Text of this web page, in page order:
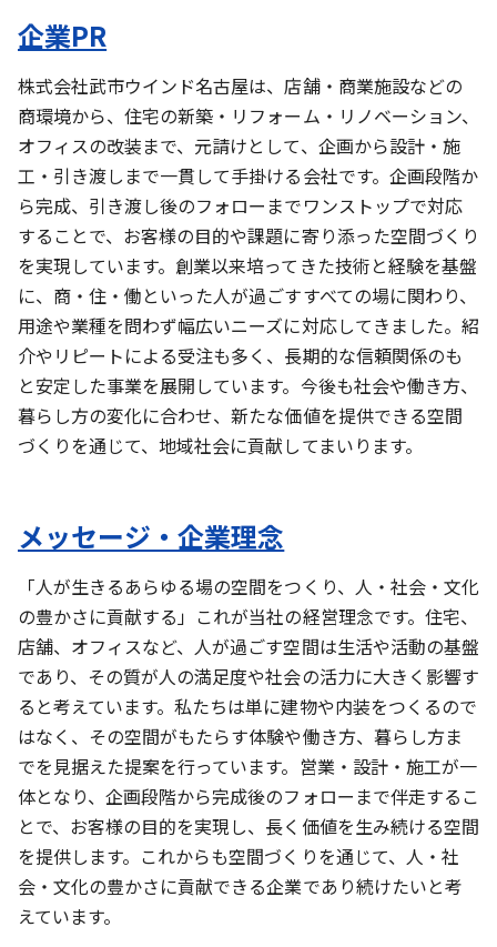
企業PR
株式会社武市ウインド名古屋は、店舗・商業施設などの
商環境から、住宅の新築・リフォーム・リノベーション、
オフィスの改装まで、元請けとして、企画から設計・施
工・引き渡しまで一貫して手掛ける会社です。企画段階か
ら完成、引き渡し後のフォローまでワンストップで対応
することで、お客様の目的や課題に寄り添った空間づくり
を実現しています。創業以来培ってきた技術と経験を基盤
に、商・住・働といった人が過ごすすべての場に関わり、
用途や業種を問わず幅広いニーズに対応してきました。紹
介やリピートによる受注も多く、長期的な信頼関係のも
と安定した事業を展開しています。今後も社会や働き方、
暮らし方の変化に合わせ、新たな価値を提供できる空間
づくりを通じて、地域社会に貢献してまいります。
メッセージ・企業理念
「人が生きるあらゆる場の空間をつくり、人・社会・文化
の豊かさに貢献する」これが当社の経営理念です。住宅、
店舗、オフィスなど、人が過ごす空間は生活や活動の基盤
であり、その質が人の満足度や社会の活力に大きく影響す
ると考えています。私たちは単に建物や内装をつくるので
はなく、その空間がもたらす体験や働き方、暮らし方ま
でを見据えた提案を行っています。営業・設計・施工が一
体となり、企画段階から完成後のフォローまで伴走するこ
とで、お客様の目的を実現し、長く価値を生み続ける空間
を提供します。これからも空間づくりを通じて、人・社
会・文化の豊かさに貢献できる企業であり続けたいと考
えています。